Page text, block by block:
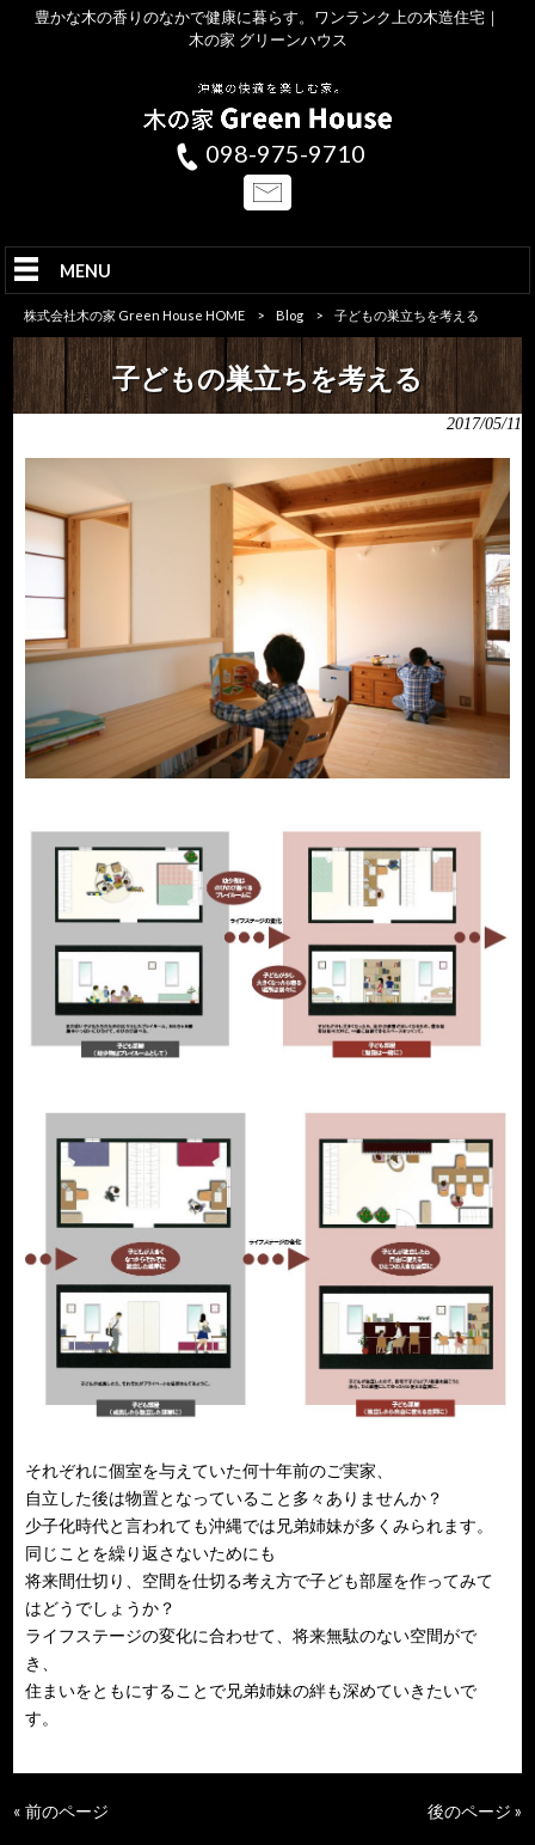
豊かな木の香りのなかで健康に暮らす。ワンランク上の木造住宅｜
木の家 グリーンハウス
098-975-9710
MENU
株式会社木の家 Green House HOME > Blog > 子どもの巣立ちを考える
子どもの巣立ちを考える
2017/05/11
それぞれに個室を与えていた何十年前のご実家、
自立した後は物置となっていること多々ありませんか？
少子化時代と言われても沖縄では兄弟姉妹が多くみられます。
同じことを繰り返さないためにも
将来間仕切り、空間を仕切る考え方で子ども部屋を作ってみて
はどうでしょうか？
ライフステージの変化に合わせて、将来無駄のない空間がで
き、
住まいをともにすることで兄弟姉妹の絆も深めていきたいで
す。
« 前のページ 後のページ »